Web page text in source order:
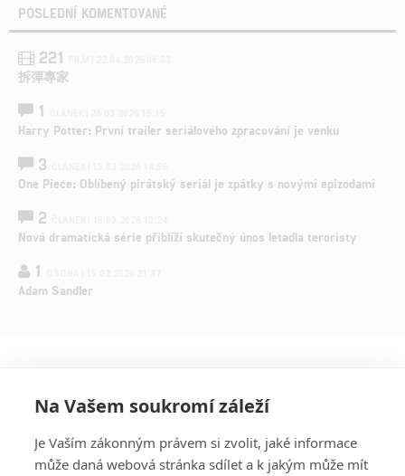
POSLEDNÍ KOMENTOVANÉ
221
拆彈專家
1
Harry Potter: První trailer seriálového zpracování je venku
3
One Piece: Oblíbený pirátský seriál je zpátky s novými epizodami
2
Nová dramatická série přiblíží skutečný únos letadla teroristy
1
Adam Sandler
Na Vašem soukromí záleží
Je Vaším zákonným právem si zvolit, jaké informace
může daná webová stránka sdílet a k jakým může mít